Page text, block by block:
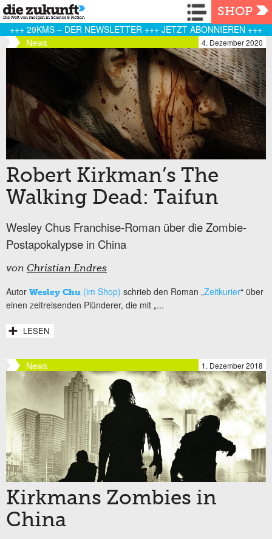
Navigation
SHOP
+++ 29KMS – DER NEWSLETTER +++ JETZT ABONNIEREN +++
News
4. Dezember 2020
Robert Kirkman’s The
Walking Dead: Taifun
Wesley Chus Franchise-Roman über die Zombie-
Postapokalypse in China
von Christian Endres
Autor Wesley Chu (im Shop) schrieb den Roman „Zeitkurier“ über
einen zeitreisenden Plünderer, die mit „...
LESEN
News 1. Dezember 2018
Kirkmans Zombies in
China